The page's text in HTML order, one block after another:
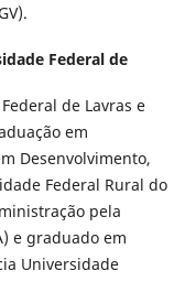
Federal de
de Lavras e
em
Desenvolvimento,
Federal Rural do
pela
e graduado em
Universidade